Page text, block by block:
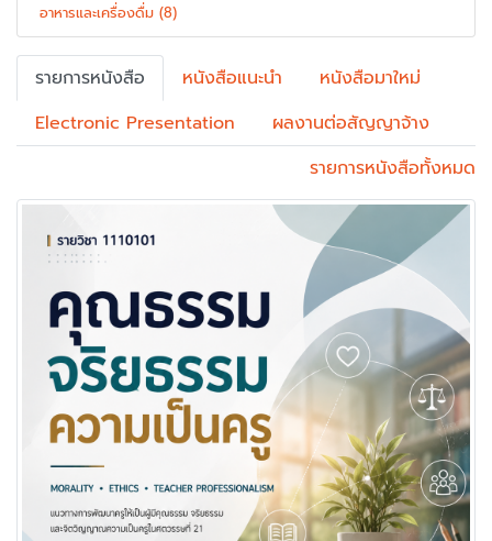
อาหารและเครื่องดื่ม (8)
รายการหนังสือ หนังสือแนะนำ
หนังสือมาใหม่
Electronic Presentation
ผลงานต่อสัญญาจ้าง
รายการหนังสือทั้งหมด